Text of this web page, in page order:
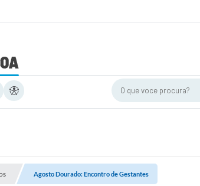
O que voce procura?
Agosto Dourado: Encontro de Gestantes